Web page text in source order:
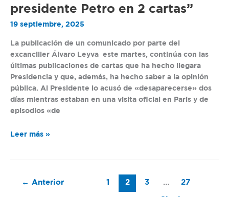
presidente Petro en 2 cartas”
19 septiembre, 2025
La publicación de un comunicado por parte del
excanciller Álvaro Leyva este martes, continúa con las
últimas publicaciones de cartas que ha hecho llegara
Presidencia y que, además, ha hecho saber a la opinión
pública. Al Presidente lo acusó de «desaparecerse» dos
días mientras estaban en una visita oficial en Paris y de
episodios «de
estas
las
acusaciones
hizo
Álvaro
Leyva
contra
presidente
Leer más »
← Anterior 1 2 3 … 27